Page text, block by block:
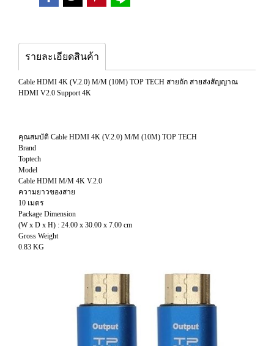
รายละเอียดสินค้า
Cable HDMI 4K (V.2.0) M/M (10M) TOP TECH สายถัก สายส่งสัญญาณ
HDMI V2.0 Support 4K
คุณสมบัติ Cable HDMI 4K (V.2.0) M/M (10M) TOP TECH
Brand
Toptech
Model
Cable HDMI M/M 4K V.2.0
ความยาวของสาย
10 เมตร
Package Dimension
(W x D x H) : 24.00 x 30.00 x 7.00 cm
Gross Weight
0.83 KG